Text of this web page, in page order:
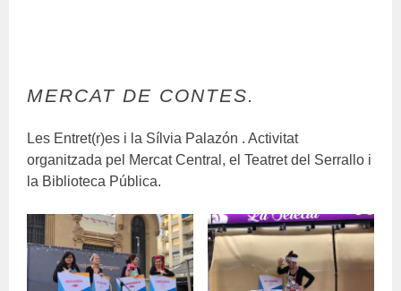
MERCAT DE CONTES.
Les Entret(r)es i la Sílvia Palazón . Activitat
organitzada pel Mercat Central, el Teatret del Serrallo i
la Biblioteca Pública.